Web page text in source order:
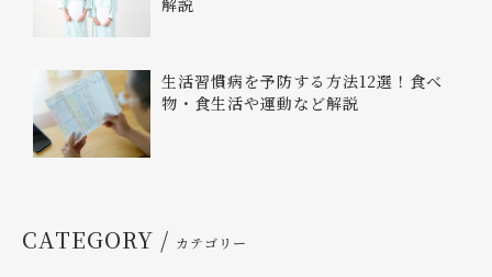
生活習慣病を予防する方法12選！食べ
物・食生活や運動など解説
CATEGORY / カテゴリー